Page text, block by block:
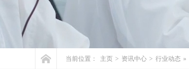
当前位置： 主页 > 资讯中心 > 行业动态 »